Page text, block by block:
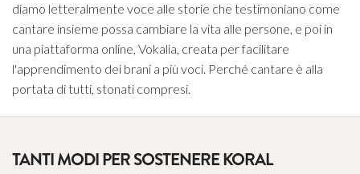
diamo letteralmente voce alle storie che testimoniano come
cantare insieme possa cambiare la vita alle persone, e poi in
una piattaforma online, Vokalia, creata per facilitare
l'apprendimento dei brani a più voci. Perché cantare è alla
portata di tutti, stonati compresi.
TANTI MODI PER SOSTENERE KORAL